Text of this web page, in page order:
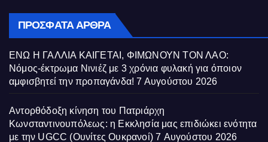
ΠΡΌΣΦΑΤΑ ΆΡΘΡΑ
ΕΝΩ Η ΓΑΛΛΙΑ ΚΑΙΓΕΤΑΙ, ΦΙΜΩΝΟΥΝ ΤΟΝ ΛΑΟ:
Νόμος-έκτρωμα Νινιέζ με 3 χρόνια φυλακή για όποιον
αμφισβητεί την προπαγάνδα! 7 Αυγούστου 2026
Αντορθόδοξη κίνηση του Πατριάρχη
Κωνσταντινουπόλεως: η Εκκλησία μας επιδιώκει ενότητα
με την UGCC (Ουνίτες Ουκρανοί) 7 Αυγούστου 2026